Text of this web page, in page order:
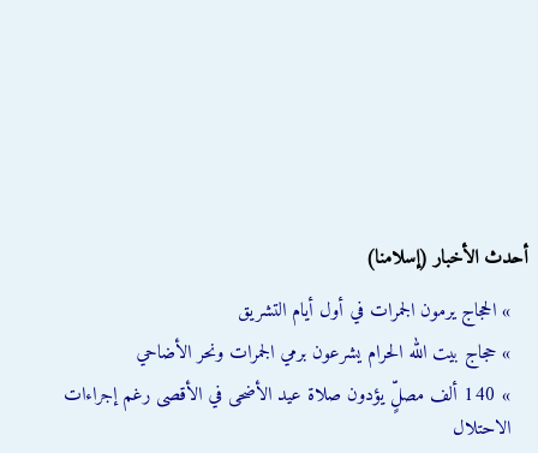
أحدث الأخبار (إسلامنا)
» الحجاج يرمون الجمرات في أول أيام التشريق
» حجاج بيت الله الحرام يشرعون برمي الجمرات ونحر الأضاحي
» 140 ألف مصلٍّ يؤدون صلاة عيد الأضحى في الأقصى رغم إجراءات
الاحتلال